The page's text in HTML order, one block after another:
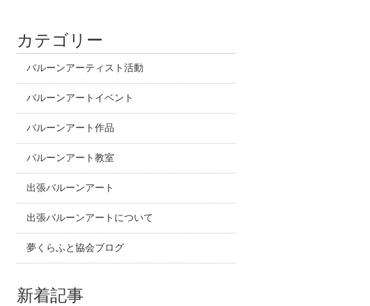
カテゴリー
バルーンアーティスト活動
バルーンアートイベント
バルーンアート作品
バルーンアート教室
出張バルーンアート
出張バルーンアートについて
夢くらふと協会ブログ
新着記事